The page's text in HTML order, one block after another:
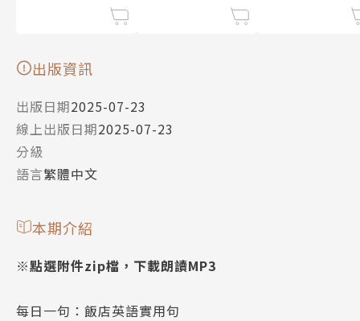
出版資訊
出版日期2025-07-23
線上出版日期2025-07-23
分級
語言繁體中文
本期介紹
※點選附件zip檔，下載朗讀MP3
每日一句：飯店英語實用句